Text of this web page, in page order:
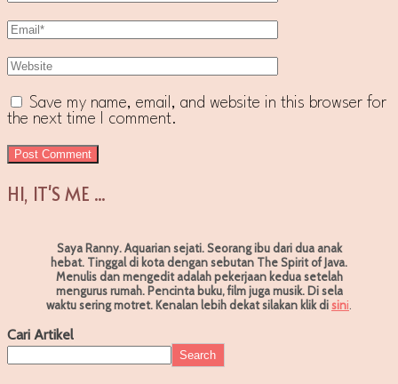
Save my name, email, and website in this browser for
the next time I comment.
HI, IT'S ME ...
Saya Ranny. Aquarian sejati. Seorang ibu dari dua anak
hebat. Tinggal di kota dengan sebutan The Spirit of Java.
Menulis dan mengedit adalah pekerjaan kedua setelah
mengurus rumah. Pencinta buku, film juga musik. Di sela
waktu sering motret. Kenalan lebih dekat silakan klik disini.
Cari Artikel
Search